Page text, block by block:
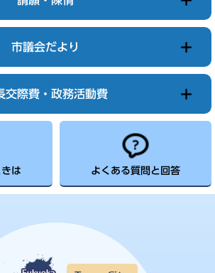
市議会だより
交際費・政務活動費
は よくある質問と回答